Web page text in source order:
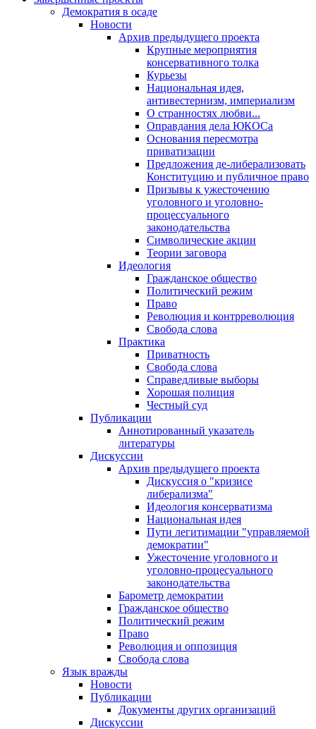
Демократия в осаде
Новости
Архив предыдущего проекта
Крупные мероприятия
консервативного толка
Курьезы
Национальная идея,
антивестернизм, империализм
О странностях любви...
Оправдания дела ЮКОСа
Основания пересмотра
приватизации
Предложения де-либерализовать
Конституцию и публичное право
Призывы к ужесточению
уголовного и уголовно-
процессуального
законодательства
Символические акции
Теории заговора
Идеология
Гражданское общество
Политический режим
Право
Революция и контрреволюция
Свобода слова
Практика
Приватность
Свобода слова
Справедливые выборы
Хорошая полиция
Честный суд
Публикации
Аннотированный указатель
литературы
Дискуссии
Архив предыдущего проекта
Дискуссия о "кризисе
либерализма"
Идеология консерватизма
Национальная идея
Пути легитимации "управляемой
демократии"
Ужесточение уголовного и
уголовно-процесуального
законодательства
Барометр демократии
Гражданское общество
Политический режим
Право
Революция и оппозиция
Свобода слова
Язык вражды
Новости
Публикации
Документы других организаций
Дискуссии